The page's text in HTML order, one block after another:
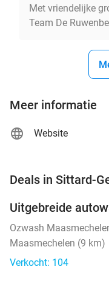
Met vriendelijke
Team De
Meer informatie
Website
Deals in Sittard-
NEW
TODAY
Uitgebreide
Ozwash
Maasmechelen (9 km)
Verkocht: 104